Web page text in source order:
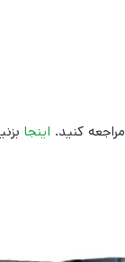
مراجعه کنید. اینجا